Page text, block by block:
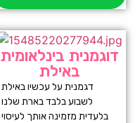
דוגמנית בינלאומית
באילת
דגמנית על עכשיו באילת
לשבוע בלבד בארת שלנו
בלעדית מזמינה אותך לעיסוי